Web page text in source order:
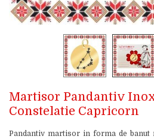
Martisor Pandantiv
Constelatie Capricorn
Pandantiv martisor in forma de banut